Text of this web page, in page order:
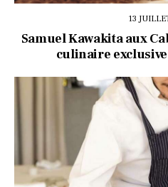
13
Samuel Kawakita aux
culinaire